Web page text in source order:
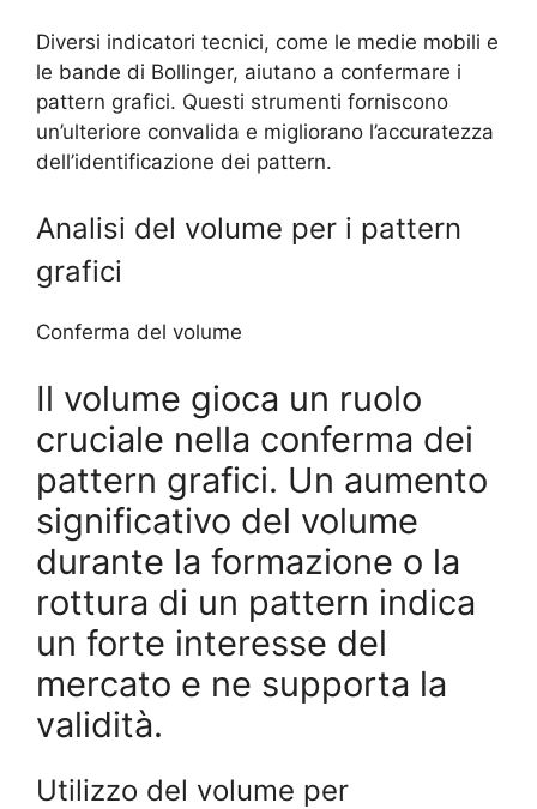
Diversi indicatori tecnici, come le medie mobili e
le bande di Bollinger, aiutano a confermare i
pattern grafici. Questi strumenti forniscono
un’ulteriore convalida e migliorano l’accuratezza
dell’identificazione dei pattern.
Analisi del volume per i pattern
grafici
Conferma del volume
Il volume gioca un ruolo
cruciale nella conferma dei
pattern grafici. Un aumento
significativo del volume
durante la formazione o la
rottura di un pattern indica
un forte interesse del
mercato e ne supporta la
validità.
Utilizzo del volume per